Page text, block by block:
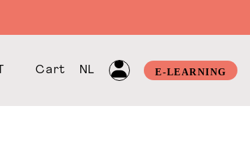
Cart E-LEARNING
NL